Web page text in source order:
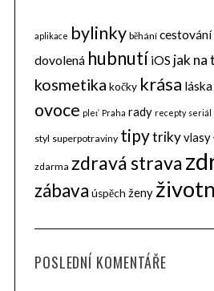
aplikace bylinky běhání cestování
dovolená hubnutí iOS jak na
kosmetika kočky krása láska
ovoce pleť Praha rady recepty seriál
styl superpotraviny tipytrikyvlasy
zdarma zdravá strava
zábava úspěch ženy
POSLEDNÍ KOMENTÁŘE